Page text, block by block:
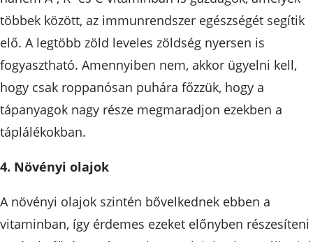
többek között, az immunrendszer egészségét segítik
elő. A legtöbb zöld leveles zöldség nyersen is
fogyasztható. Amennyiben nem, akkor ügyelni kell,
hogy csak roppanósan puhára főzzük, hogy a
tápanyagok nagy része megmaradjon ezekben a
táplálékokban.
4. Növényi olajok
A növényi olajok szintén bővelkednek ebben a
vitaminban, így érdemes ezeket előnyben részesíteni